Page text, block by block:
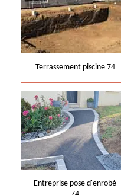
Terrassement piscine 74
Entreprise pose d'enrobé